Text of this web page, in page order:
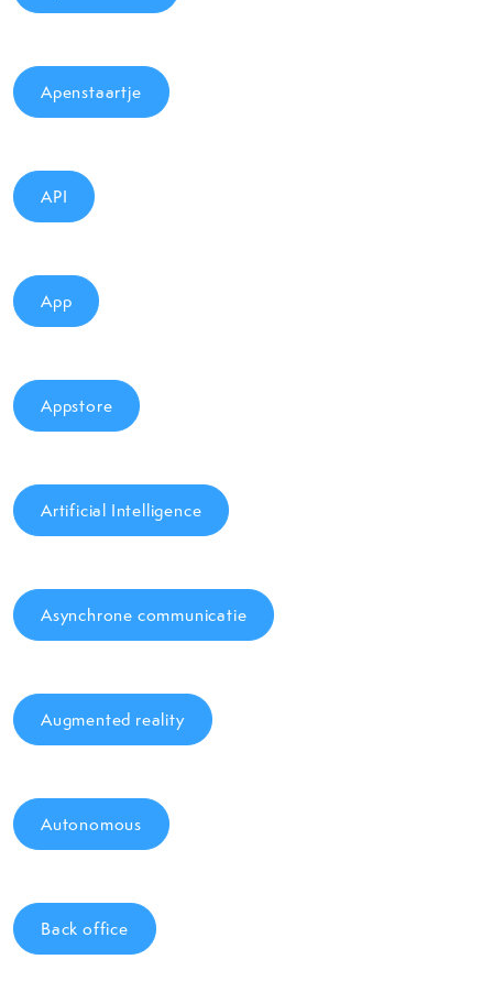
Apenstaartje
API
App
Appstore
Artificial Intelligence
Asynchrone communicatie
Augmented reality
Autonomous
Back office